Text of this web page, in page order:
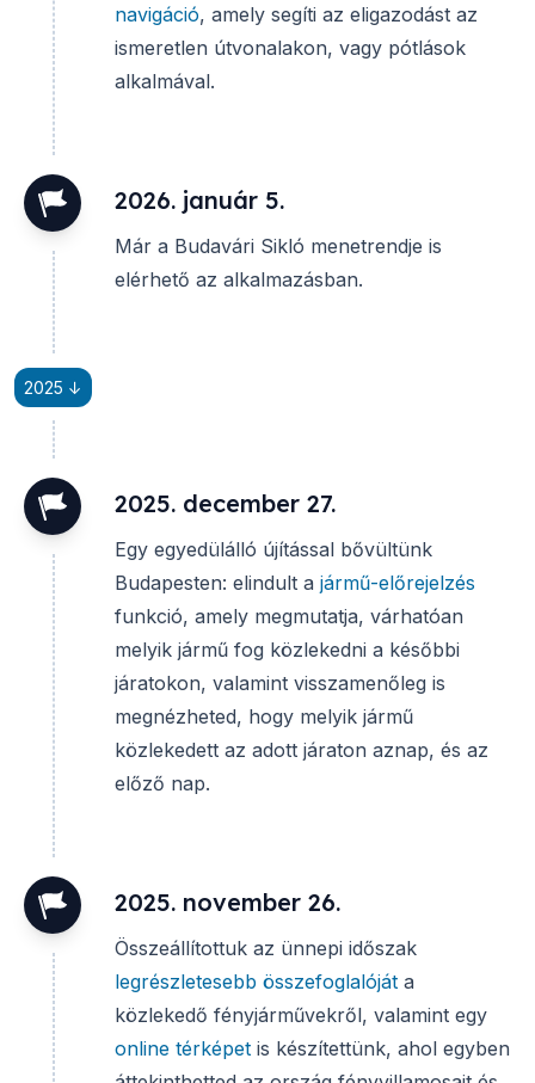
navigáció, amely segíti az eligazodást az
ismeretlen útvonalakon, vagy pótlások
alkalmával.
2026. január 5.
Már a Budavári Sikló menetrendje is
elérhető az alkalmazásban.
2025 ↓
2025. december 27.
Egy egyedülálló újítással bővültünk
Budapesten: elindult a jármű-előrejelzés
funkció, amely megmutatja, várhatóan
melyik jármű fog közlekedni a későbbi
járatokon, valamint visszamenőleg is
megnézheted, hogy melyik jármű
közlekedett az adott járaton aznap, és az
előző nap.
2025. november 26.
Összeállítottuk az ünnepi időszak
legrészletesebb összefoglalóját a
közlekedő fényjárművekről, valamint egy
online térképet is készítettünk, ahol egyben